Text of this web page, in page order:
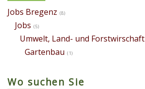
Jobs Bregenz (8)
Jobs (5)
Umwelt, Land- und Forstwirschaft
Gartenbau (1)
Wo suchen Sie